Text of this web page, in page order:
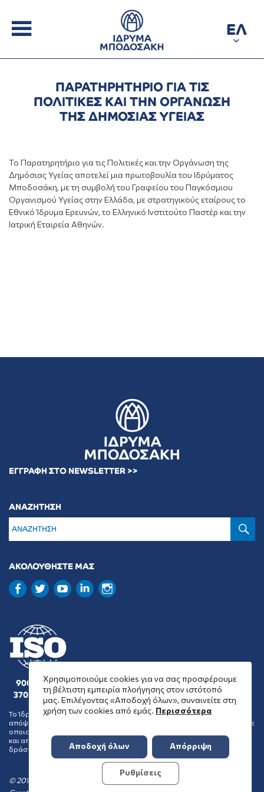
ΕΛ
ΠΑΡΑΤΗΡΗΤΗΡΙΟ ΓΙΑ ΤΙΣ
ΠΟΛΙΤΙΚΕΣ ΚΑΙ ΤΗΝ ΟΡΓΑΝΩΣΗ
ΤΗΣ ΔΗΜΟΣΙΑΣ ΥΓΕΙΑΣ
Το Παρατηρητήριο για τις Πολιτικές και την Οργάνωση της
Δημόσιας Υγείας αποτελεί μια πρωτοβουλία του Ιδρύματος
Μποδοσάκη, με τη συμβολή του Γραφείου του Παγκόσμιου
Οργανισμού Υγείας στην Ελλάδα, με στρατηγικούς εταίρους το
Εθνικό Ίδρυμα Ερευνών, το Ελληνικό Ινστιτούτο Παστέρ και την
Ιατρική Εταιρεία Αθηνών.
ΕΓΓΡΑΦΗ ΣΤΟ NEWSLETTER >>
ΑΝΑΖΗΤΗΣΗ
ΑΚΟΛΟΥΘΗΣΤΕ ΜΑΣ
9001 : 2015
37001 : 2025
Το Ίδρυμα Μποδοσάκη δεν συμμερίζεται απαραίτητα τις θέσεις και
απόψεις των οργανώσεων που επιλέγει να επιχορηγήσει ή να ενισχύσει με
οποιονδήποτε τρόπο και δεν μπορεί να συναχθεί αποδοχή των θέσεων
και απόψεων αυτών από το Ίδρυμα, ως συνέπεια της κοινωφελούς
δράσης του.
© 2016-2026 Ίδρυμα Μποδοσάκη
Χρησιμοποιούμε cookies για να σας προσφέρουμε
τη βέλτιστη εμπειρία πλοήγησης στον ιστότοπό
μας. Επιλέγοντας «Αποδοχή όλων», συναινείτε στη
χρήση των cookies από εμάς. Περισσότερα
Αποδοχή όλων Απόρριψη
Ρυθμίσεις